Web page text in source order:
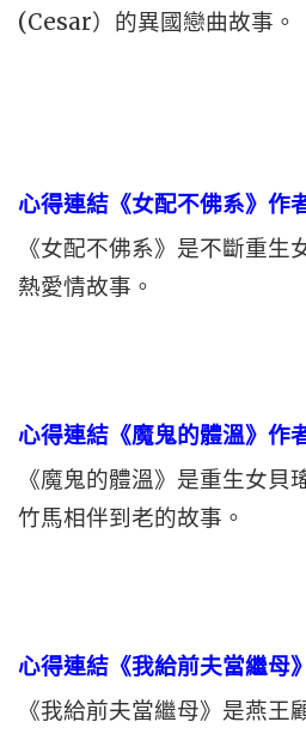
(Cesar）的異國戀曲故事。
心得連結《女配不佛系》作
《女配不佛系》是不斷重生
熱愛情故事。
心得連結《魔鬼的體溫》作
《魔鬼的體溫》是重生女貝
竹馬相伴到老的故事。
心得連結《我給前夫當繼母
《我給前夫當繼母》是燕王